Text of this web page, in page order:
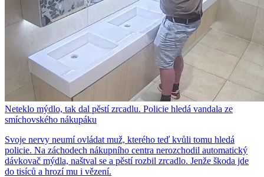
Neteklo mýdlo, tak dal pěstí zrcadlu. Policie hledá vandala ze
smíchovského nákupáku
Svoje nervy neumí ovládat muž, kterého teď kvůli tomu hledá
policie. Na záchodech nákupního centra nerozchodil automatický
dávkovač mýdla, naštval se a pěstí rozbil zrcadlo. Jenže škoda jde
do tisíců a hrozí mu i vězení.